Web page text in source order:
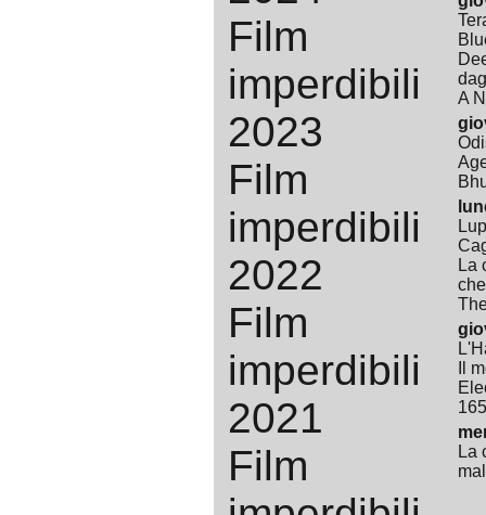
Film
imperdibili
2023
Film
imperdibili
2022
Film
imperdibili
2021
Film
A
La
Il
La